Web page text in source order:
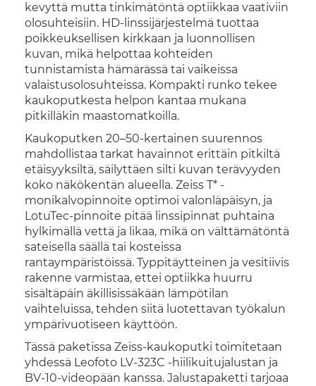
kevyttä mutta tinkimätöntä optiikkaa vaativiin
olosuhteisiin. HD-linssijärjestelmä tuottaa
poikkeuksellisen kirkkaan ja luonnollisen
kuvan, mikä helpottaa kohteiden
tunnistamista hämärässä tai vaikeissa
valaistusolosuhteissa. Kompakti runko tekee
kaukoputkesta helpon kantaa mukana
pitkilläkin maastomatkoilla.
Kaukoputken 20–50-kertainen suurennos
mahdollistaa tarkat havainnot erittäin pitkiltä
etäisyyksiltä, säilyttäen silti kuvan terävyyden
koko näkökentän alueella. Zeiss T* -
monikalvopinnoite optimoi valonläpäisyn, ja
LotuTec-pinnoite pitää linssipinnat puhtaina
hylkimällä vettä ja likaa, mikä on välttämätöntä
sateisella säällä tai kosteissa
rantaympäristöissä. Typpitäytteinen ja vesitiivis
rakenne varmistaa, ettei optiikka huurru
sisältäpäin äkillisissäkään lämpötilan
vaihteluissa, tehden siitä luotettavan työkalun
ympärivuotiseen käyttöön.
Tässä paketissa Zeiss-kaukoputki toimitetaan
yhdessä Leofoto LV-323C -hiilikuitujalustan ja
BV-10-videopään kanssa. Jalustapaketti tarjoaa